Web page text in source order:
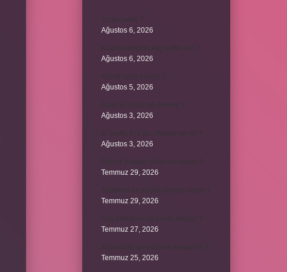
Ağustos 6, 2026
Kulplu beygirin kaç kulbu var ?
Ağustos 6, 2026
Avcılık spor mudur ?
Ağustos 5, 2026
Ağustos 3, 2026
Ağustos 3, 2026
Dünya Kupası ödülü ne kadar ?
Temmuz 29, 2026
Temmuz 29, 2026
Temmuz 27, 2026
Temmuz 25, 2026